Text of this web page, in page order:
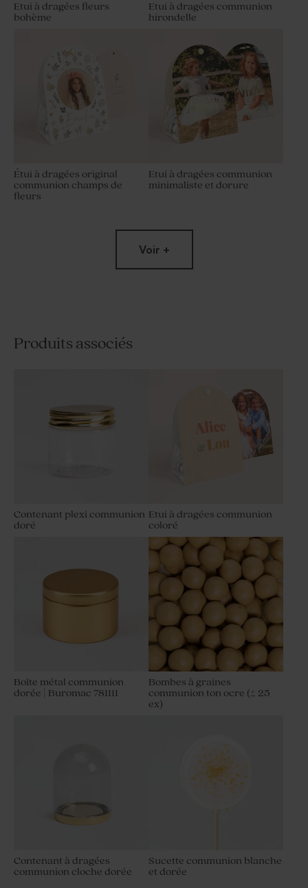
Etui à dragées fleurs
bohème
Etui à dragées communion
hirondelle
Étui à dragées original
communion champs de
fleurs
Etui à dragées communion
minimaliste et dorure
Etui à dragées communion
coloré
Contenant à dragées
Voir +
Produits associés
Contenant plexi communion
doré
Etui à dragées communion
coloré
Boîte métal communion
dorée | Buromac 781111
Bombes à graines
communion ton ocre (± 25
ex)
Contenant à dragées
communion cloche dorée
Sucette communion blanche
et dorée